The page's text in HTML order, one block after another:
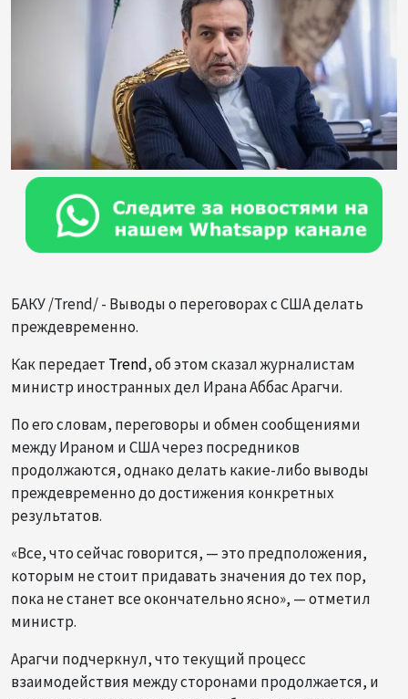
БАКУ /Trend/ - Выводы о переговорах с США делать
преждевременно.
Как передает Trend, об этом сказал журналистам
министр иностранных дел Ирана Аббас Арагчи.
По его словам, переговоры и обмен сообщениями
между Ираном и США через посредников
продолжаются, однако делать какие-либо выводы
преждевременно до достижения конкретных
результатов.
«Все, что сейчас говорится, — это предположения,
которым не стоит придавать значения до тех пор,
пока не станет все окончательно ясно», — отметил
министр.
Арагчи подчеркнул, что текущий процесс
взаимодействия между сторонами продолжается, и